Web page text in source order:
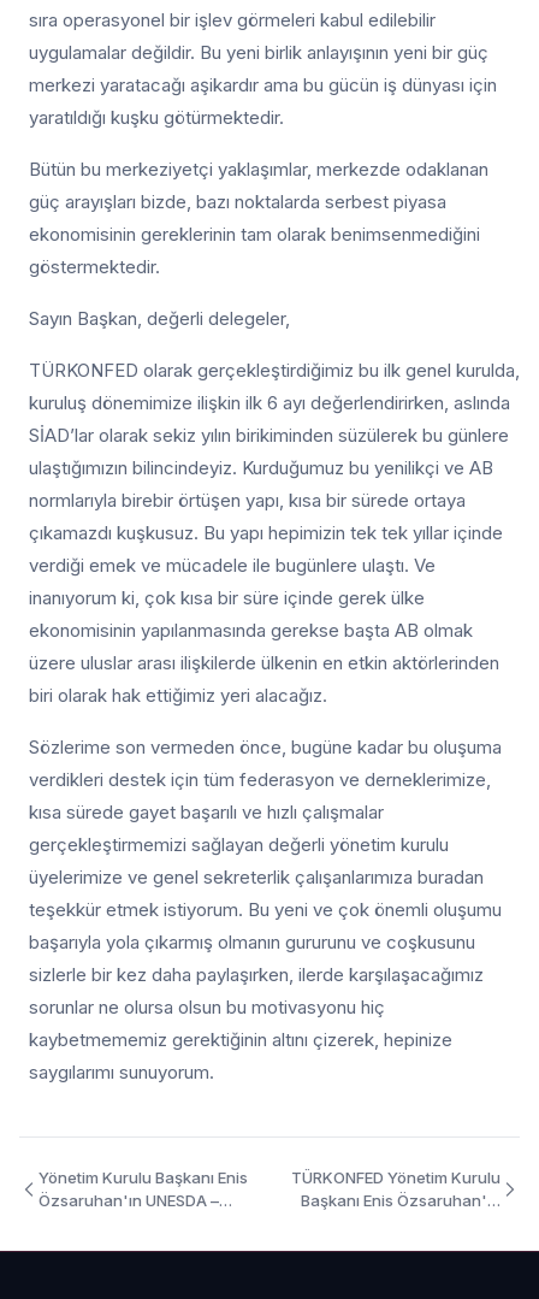
sıra operasyonel bir işlev görmeleri kabul edilebilir
uygulamalar değildir. Bu yeni birlik anlayışının yeni bir güç
merkezi yaratacağı aşikardır ama bu gücün iş dünyası için
yaratıldığı kuşku götürmektedir.
Bütün bu merkeziyetçi yaklaşımlar, merkezde odaklanan
güç arayışları bizde, bazı noktalarda serbest piyasa
ekonomisinin gereklerinin tam olarak benimsenmediğini
göstermektedir.
Sayın Başkan, değerli delegeler,
TÜRKONFED olarak gerçekleştirdiğimiz bu ilk genel kurulda,
kuruluş dönemimize ilişkin ilk 6 ayı değerlendirirken, aslında
SİAD’lar olarak sekiz yılın birikiminden süzülerek bu günlere
ulaştığımızın bilincindeyiz. Kurduğumuz bu yenilikçi ve AB
normlarıyla birebir örtüşen yapı, kısa bir sürede ortaya
çıkamazdı kuşkusuz. Bu yapı hepimizin tek tek yıllar içinde
verdiği emek ve mücadele ile bugünlere ulaştı. Ve
inanıyorum ki, çok kısa bir süre içinde gerek ülke
ekonomisinin yapılanmasında gerekse başta AB olmak
üzere uluslar arası ilişkilerde ülkenin en etkin aktörlerinden
biri olarak hak ettiğimiz yeri alacağız.
Sözlerime son vermeden önce, bugüne kadar bu oluşuma
verdikleri destek için tüm federasyon ve derneklerimize,
kısa sürede gayet başarılı ve hızlı çalışmalar
gerçekleştirmemizi sağlayan değerli yönetim kurulu
üyelerimize ve genel sekreterlik çalışanlarımıza buradan
teşekkür etmek istiyorum. Bu yeni ve çok önemli oluşumu
başarıyla yola çıkarmış olmanın gururunu ve coşkusunu
sizlerle bir kez daha paylaşırken, ilerde karşılaşacağımız
sorunlar ne olursa olsun bu motivasyonu hiç
kaybetmememiz gerektiğinin altını çizerek, hepinize
saygılarımı sunuyorum.
Yönetim Kurulu Başkanı Enis
Özsaruhan'ın UNESDA –
TÜRKONFED Yönetim Kurulu
Başkanı Enis Özsaruhan'ın